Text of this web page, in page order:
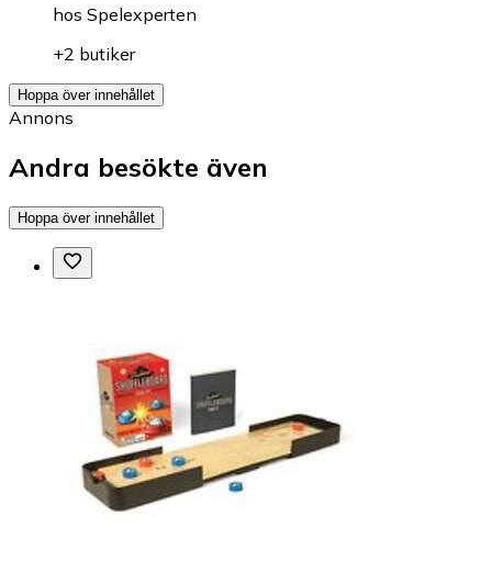
hos Spelexperten
+2 butiker
Hoppa över innehållet
Annons
Andra besökte även
Hoppa över innehållet